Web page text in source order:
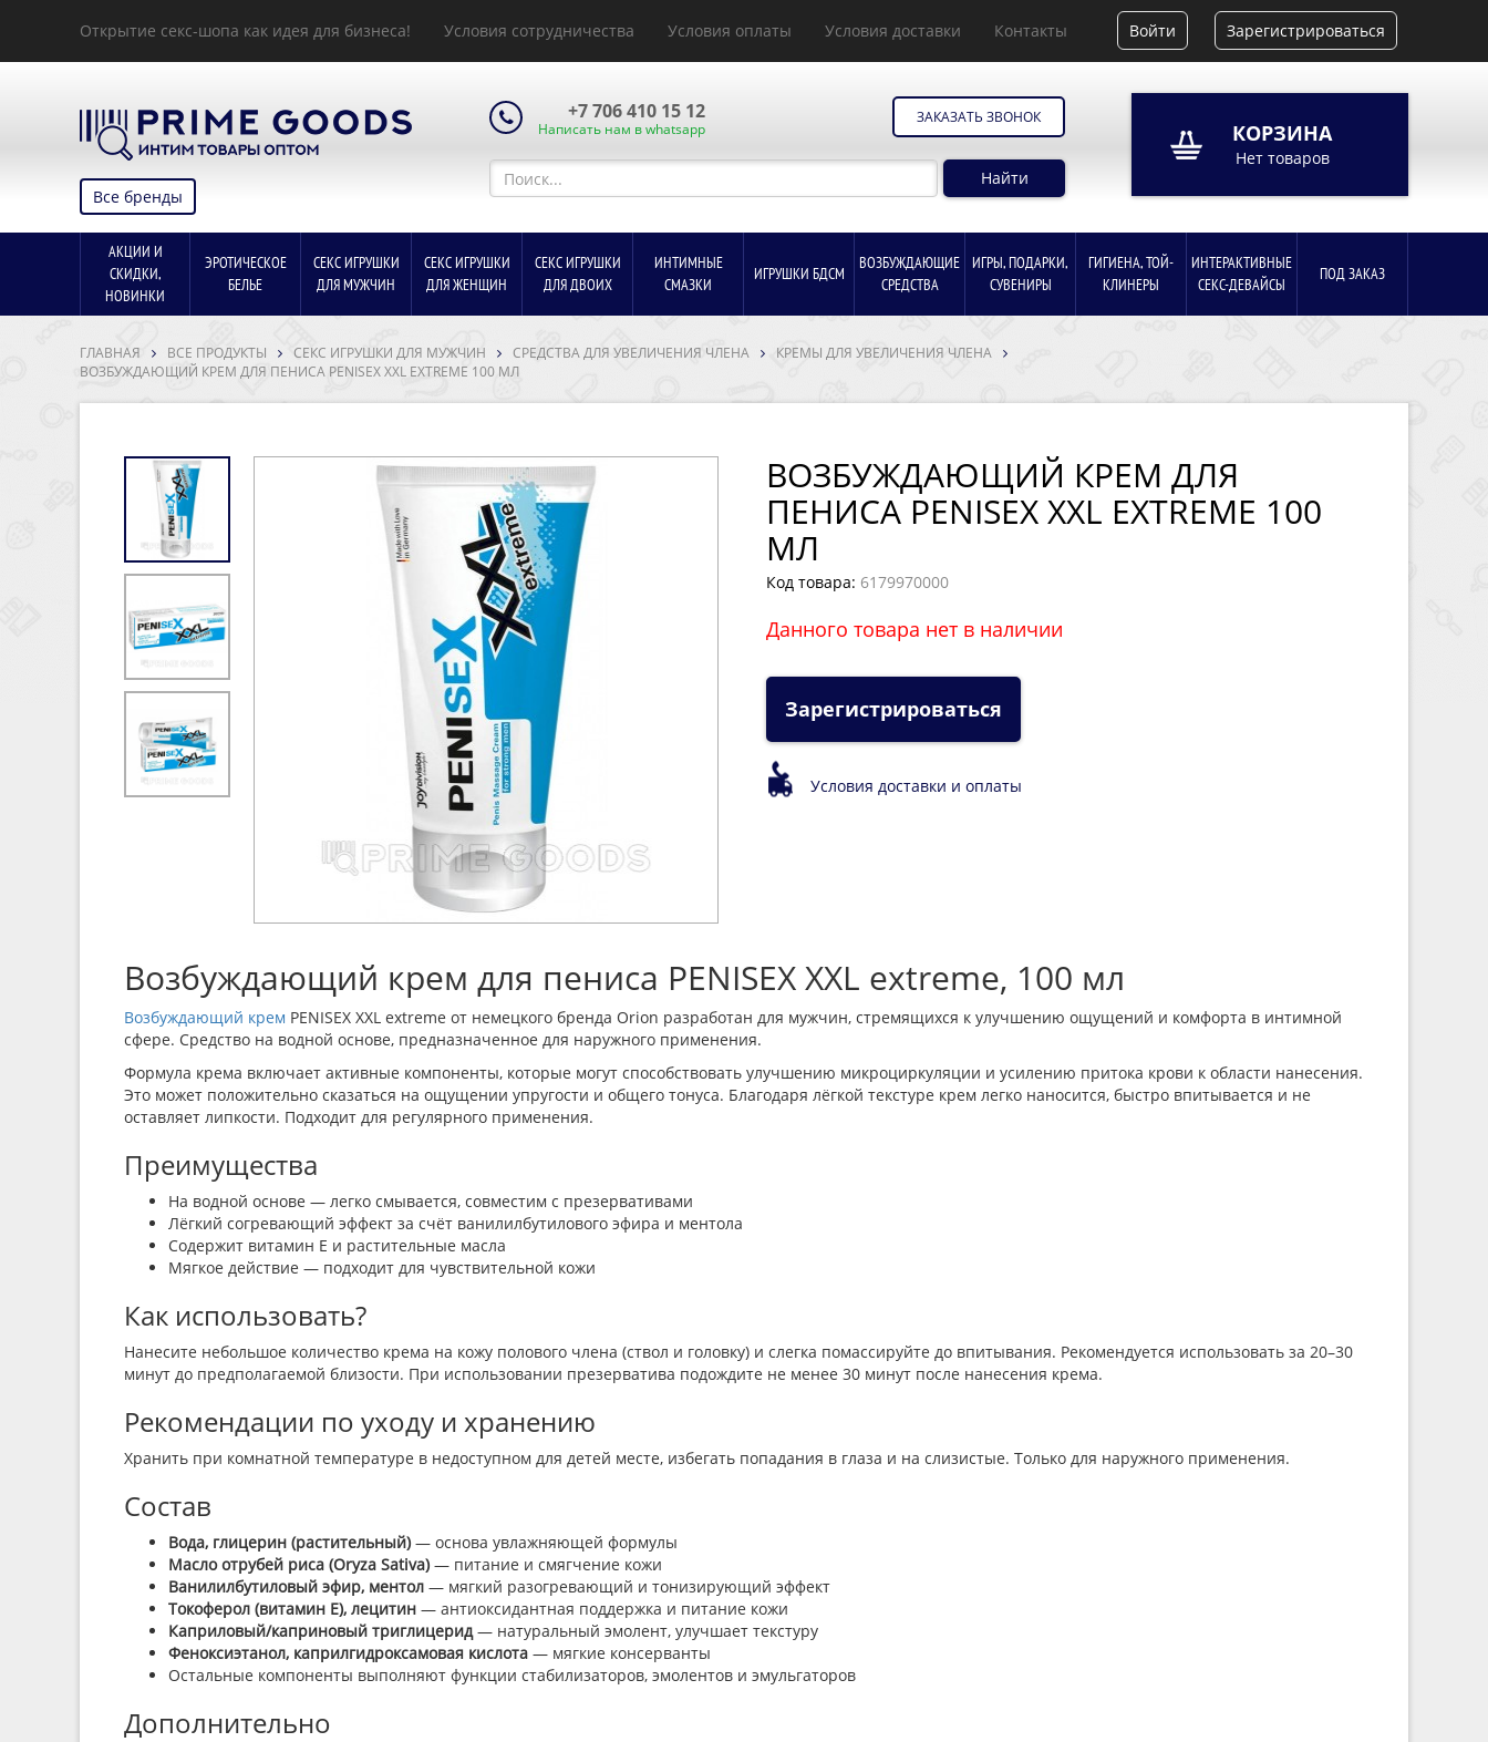
Открытие секс-шопа как идея для бизнеса! Условия сотрудничества Условия оплаты Условия доставки Контакты Войти Зарегистрироваться
Все бренды
+7 706 410 15 12
Написать нам в whatsapp
ЗАКАЗАТЬ ЗВОНОК
Найти
КОРЗИНА
Нет товаров
АКЦИИ И
СКИДКИ,
НОВИНКИ
ЭРОТИЧЕСКОЕ
БЕЛЬЕ
СЕКС ИГРУШКИ
ДЛЯ МУЖЧИН
СЕКС ИГРУШКИ
ДЛЯ ЖЕНЩИН
СЕКС ИГРУШКИ
ДЛЯ ДВОИХ
ИНТИМНЫЕ
СМАЗКИ
ИГРУШКИ БДСМ
ВОЗБУЖДАЮЩИЕ
СРЕДСТВА
ИГРЫ, ПОДАРКИ,
СУВЕНИРЫ
ГИГИЕНА, ТОЙ-
КЛИНЕРЫ
ИНТЕРАКТИВНЫЕ
СЕКС-ДЕВАЙСЫ
ПОД ЗАКАЗ
ГЛАВНАЯ ВСЕ ПРОДУКТЫ СЕКС ИГРУШКИ ДЛЯ МУЖЧИН СРЕДСТВА ДЛЯ УВЕЛИЧЕНИЯ ЧЛЕНА
КРЕМЫ ДЛЯ УВЕЛИЧЕНИЯ ЧЛЕНА
ВОЗБУЖДАЮЩИЙ КРЕМ ДЛЯ ПЕНИСА PENISEX XXL EXTREME 100 МЛ
ВОЗБУЖДАЮЩИЙ КРЕМ ДЛЯ
ПЕНИСА PENISEX XXL EXTREME 100
МЛ
Код товара: 6179970000
Данного товара нет в наличии
Зарегистрироваться
Условия доставки и оплаты
Возбуждающий крем для пениса PENISEX XXL extreme, 100 мл
Возбуждающий крем PENISEX XXL extreme от немецкого бренда Orion разработан для мужчин, стремящихся к улучшению ощущений и комфорта в интимной
сфере. Средство на водной основе, предназначенное для наружного применения.
Формула крема включает активные компоненты, которые могут способствовать улучшению микроциркуляции и усилению притока крови к области нанесения.
Это может положительно сказаться на ощущении упругости и общего тонуса. Благодаря лёгкой текстуре крем легко наносится, быстро впитывается и не
оставляет липкости. Подходит для регулярного применения.
Преимущества
На водной основе — легко смывается, совместим с презервативами
Лёгкий согревающий эффект за счёт ванилилбутилового эфира и ментола
Содержит витамин E и растительные масла
Мягкое действие — подходит для чувствительной кожи
Как использовать?
Нанесите небольшое количество крема на кожу полового члена (ствол и головку) и слегка помассируйте до впитывания. Рекомендуется использовать за 20–30
минут до предполагаемой близости. При использовании презерватива подождите не менее 30 минут после нанесения крема.
Рекомендации по уходу и хранению
Хранить при комнатной температуре в недоступном для детей месте, избегать попадания в глаза и на слизистые. Только для наружного применения.
Состав
Вода, глицерин (растительный)— основа увлажняющей формулы
Масло отрубей риса (Oryza Sativa)— питание и смягчение кожи
Ванилилбутиловый эфир, ментол — мягкий разогревающий и тонизирующий эффект
Токоферол (витамин E), лецитин — антиоксидантная поддержка и питание кожи
Каприловый/каприновый триглицерид— натуральный эмолент, улучшает текстуру
Феноксиэтанол, каприлгидроксамовая кислота — мягкие консерванты
Остальные компоненты выполняют функции стабилизаторов, эмолентов и эмульгаторов
Дополнительно